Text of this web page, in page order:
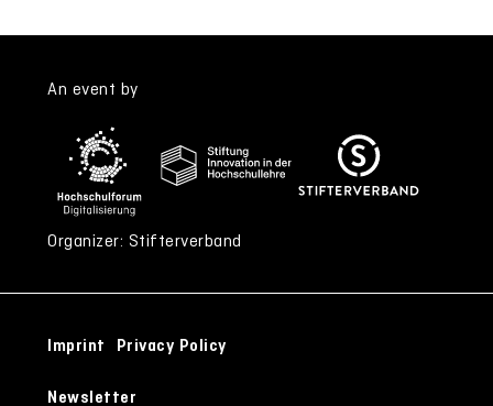
An event by
Organizer: Stifterverband
Imprint Privacy Policy
Newsletter